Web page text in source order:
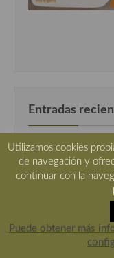
Entradas
Por qué el
recetario en la
Tzatziki o
Menestra de
receta paso a paso.
Utilizamos cookies
de navegación y
continuar con la
Puede obtener más